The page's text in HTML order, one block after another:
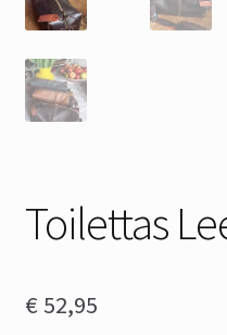
Toilettas
€ 52,95